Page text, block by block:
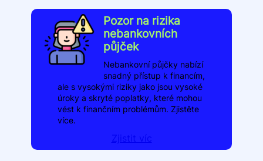
Pozor na rizika
nebankovních
půjček
Nebankovní půjčky nabízí
snadný přístup k financím,
ale s vysokými riziky jako jsou vysoké
úroky a skryté poplatky, které mohou
vést k finančním problémům. Zjistěte
více.
Zjistit víc